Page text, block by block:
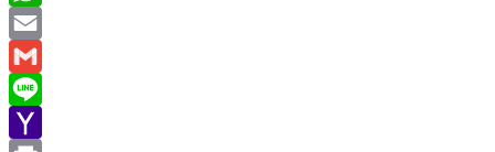
WhatsApp
Email
Gmail
Line